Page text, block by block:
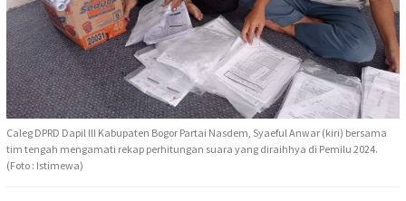
Caleg DPRD Dapil lll Kabupaten Bogor Partai Nasdem, Syaeful Anwar (kiri) bersama
tim tengah mengamati rekap perhitungan suara yang diraihhya di Pemilu 2024.
(Foto : Istimewa)